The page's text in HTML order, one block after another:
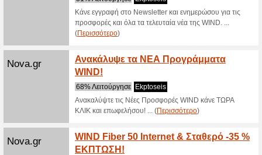
σύνδε... (
Wspot.gr
λεπτά
100%